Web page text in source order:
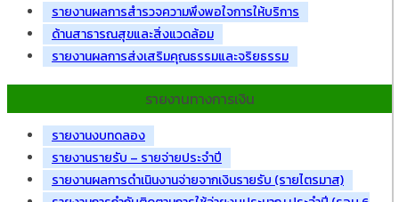
รายงานผลการสำรวจความพึงพอใจการให้บริการ
ด้านสาธารณสุขและสิ่งแวดล้อม
รายงานผลการส่งเสริมคุณธรรมและจริยธรรม
รายงานทางการเงิน
รายงานงบทดลอง
รายงานรายรับ – รายจ่ายประจำปี
รายงานผลการดำเนินงานจ่ายจากเงินรายรับ (รายไตรมาส)